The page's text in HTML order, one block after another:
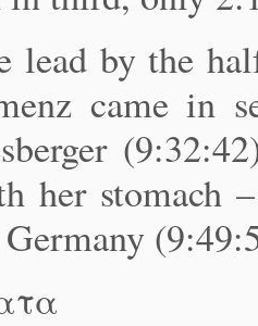
lead by the
came in
her stomach